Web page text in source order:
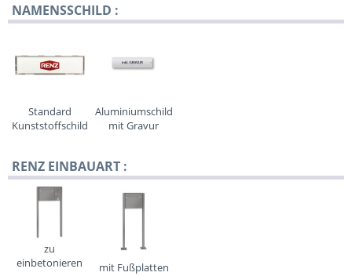
NAMENSSCHILD :
Standard
Kunststoffschild
Aluminiumschild
mit Gravur
RENZ EINBAUART :
zu
einbetonieren
mit Fußplatten